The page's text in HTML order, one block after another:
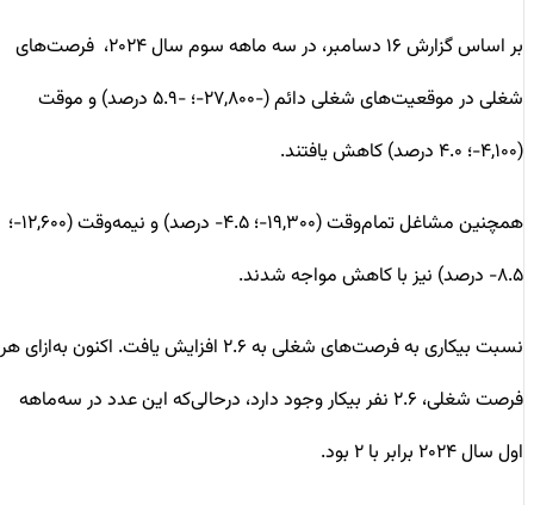
بر اساس گزارش ۱۶ دسامبر، در سه‌ ماهه سوم سال ۲۰۲۴، فرصت‌‌های
شغلی در موقعیت‌های شغلی دائم (-۲۷,۸۰۰-؛ -۵.۹ درصد) و موقت
همچنین مشاغل تمام‌وقت (۱۹,۳۰۰-؛ ۴.۵- درصد) و نیمه‌وقت (۱۲,۶۰۰-؛
۸.۵- درصد) نیز با کاهش مواجه شدند.
نسبت بیکاری به فرصت‌های شغلی به ۲.۶ افزایش یافت. اکنون به‌ازای هر
فرصت شغلی، ۲.۶ نفر بیکار وجود دارد، درحالی‌که این عدد در سه‌ماهه
اول سال ۲۰۲۴ برابر با ۲ بود.